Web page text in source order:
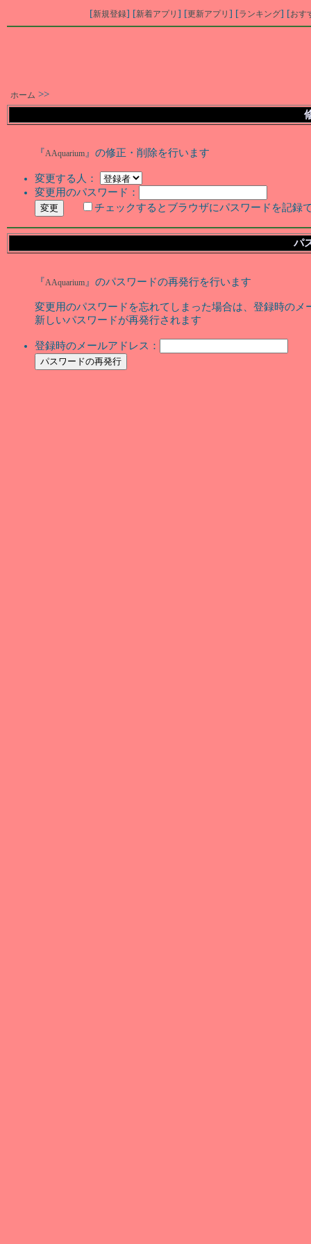
[新規登録] [新着アプリ ] [更新アプリ ] [ランキング] [おす
ホーム >>
『AAquarium』の修正・削除を行います
変更する人：
変更用のパスワード：
チェックするとブラウザにパスワードを記録
パ
『AAquarium 』のパスワードの再発行を行います
変更用のパスワードを忘れてしまった場合は、登録時のメ
新しいパスワードが再発行されます
登録時のメールアドレス：